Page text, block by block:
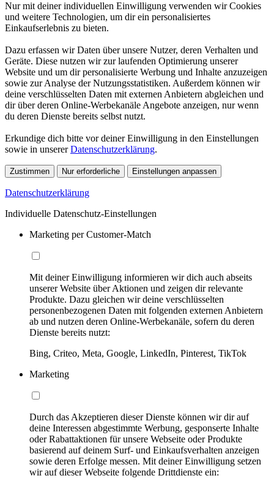
Nur mit deiner individuellen Einwilligung verwenden wir Cookies
und weitere Technologien, um dir ein personalisiertes
Einkaufserlebnis zu bieten.
Dazu erfassen wir Daten über unsere Nutzer, deren Verhalten und
Geräte. Diese nutzen wir zur laufenden Optimierung unserer
Website und um dir personalisierte Werbung und Inhalte anzuzeigen
sowie zur Analyse der Nutzungsstatistiken. Außerdem können wir
deine verschlüsselten Daten mit externen Anbietern abgleichen und
dir über deren Online-Werbekanäle Angebote anzeigen, nur wenn
du deren Dienste bereits selbst nutzt.
Erkundige dich bitte vor deiner Einwilligung in den Einstellungen
sowie in unsererDatenschutzerklärung.
Zustimmen Nur erforderliche Einstellungen anpassen
Datenschutzerklärung
Individuelle Datenschutz-Einstellungen
Marketing per Customer-Match
Mit deiner Einwilligung informieren wir dich auch abseits
unserer Website über Aktionen und zeigen dir relevante
Produkte. Dazu gleichen wir deine verschlüsselten
personenbezogenen Daten mit folgenden externen Anbietern
ab und nutzen deren Online-Werbekanäle, sofern du deren
Dienste bereits nutzt:
Bing, Criteo, Meta, Google, LinkedIn, Pinterest, TikTok
Marketing
Durch das Akzeptieren dieser Dienste können wir dir auf
deine Interessen abgestimmte Werbung, gesponserte Inhalte
oder Rabattaktionen für unsere Webseite oder Produkte
basierend auf deinem Surf- und Einkaufsverhalten anzeigen
sowie deren Erfolge messen. Mit deiner Einwilligung setzen
wir auf dieser Webseite folgende Drittdienste ein: